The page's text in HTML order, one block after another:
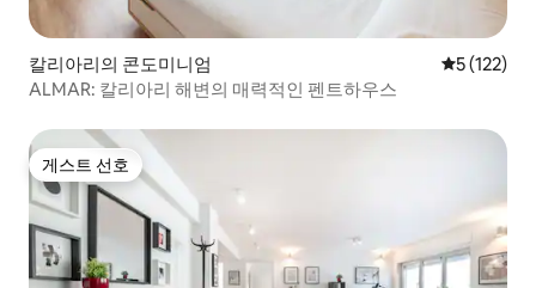
칼리아리의 콘도미니엄 평점 5점(5
5 (122)
ALMAR: 칼리아리 해변의 매력적인 펜트하우스
게스트 선호
게스트 선호